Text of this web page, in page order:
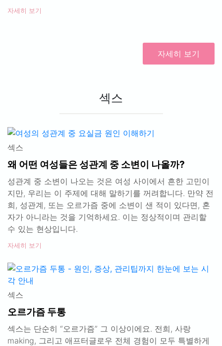
자세히 보기
자세히 보기
섹스
섹스
왜 어떤 여성들은 성관계 중 소변이 나올까?
성관계 중 소변이 나오는 것은 여성 사이에서 흔한 고민이
지만, 우리는 이 주제에 대해 말하기를 꺼려합니다. 만약 전
희, 성관계, 또는 오르가즘 중에 소변이 샌 적이 있다면, 혼
자가 아니라는 것을 기억하세요. 이는 정상적이며 관리할
수 있는 현상입니다.
자세히 보기
섹스
오르가즘 두통
섹스는 단순히 “오르가즘” 그 이상이에요. 전희, 사랑
making, 그리고 애프터글로우 전체 경험이 모두 특별하게